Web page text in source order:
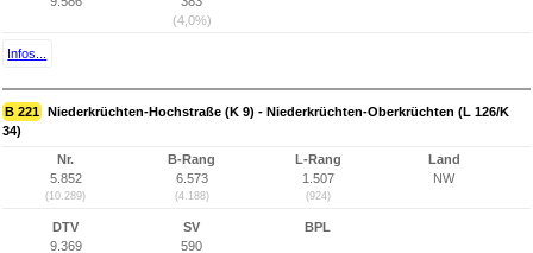
(4,0%)
Infos...
B 221 Niederkrüchten-Hochstraße (K 9) - Niederkrüchten-Oberkrüchten (L 126/K
34)
Nr.
5.852
(10.289)
B-Rang
6.573
(4.188)
L-Rang
1.507
(924)
Land
NW
DTV
9.369
SV
590
BPL